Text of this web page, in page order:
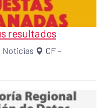
resultados
Noticias
CF -